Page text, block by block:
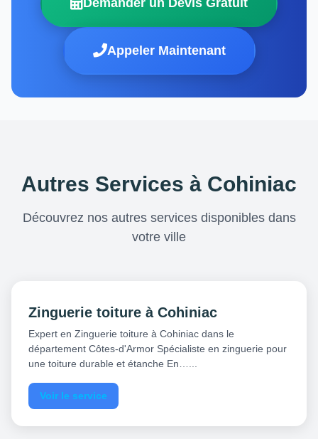
Appeler Maintenant
Autres Services à Cohiniac
Découvrez nos autres services disponibles dans
votre ville
Zinguerie toiture à Cohiniac
Expert en Zinguerie toiture à Cohiniac dans le
département Côtes-d'Armor Spécialiste en zinguerie pour
une toiture durable et étanche En…...
Voir le service